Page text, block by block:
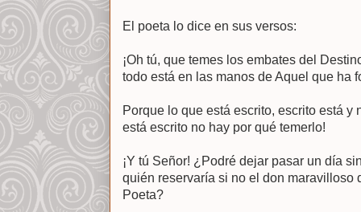
El poeta lo dice en sus versos:
¡Oh tú, que temes los embates del
todo está en las manos de Aquel que ha
Porque lo que está escrito, escrito está y
está escrito no hay por qué temerlo!
¡Y tú Señor! ¿Podré dejar pasar un día
quién reservaría si no el don maravilloso
Poeta?